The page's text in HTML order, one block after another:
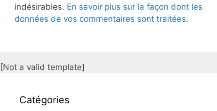
indésirables. En savoir plus sur la façon dont les
données de vos commentaires sont traitées.
[Not a valid template]
Catégories